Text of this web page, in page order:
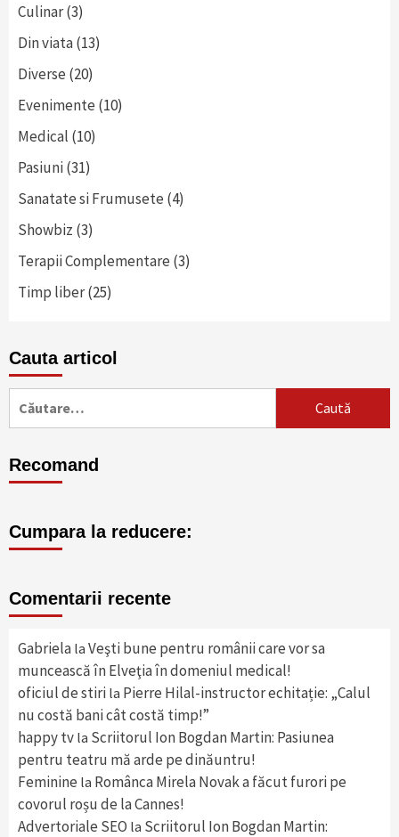
Culinar(3)
Din viata(13)
Diverse (20)
Evenimente (10)
Medical (10)
Pasiuni(31)
Sanatate si Frumusete (4)
Showbiz (3)
Terapii Complementare (3)
Timp liber(25)
Cauta articol
după:
Recomand
Cumpara la reducere:
Comentarii recente
Gabriela la Veşti bune pentru românii care vor sa
muncească în Elveţia în domeniul medical!
oficiul de stiri la Pierre Hilal-instructor echitație: „Calul
nu costă bani cât costă timp!”
happy tv la Scriitorul Ion Bogdan Martin: Pasiunea
pentru teatru mă arde pe dinăuntru!
Feminine la Românca Mirela Novak a făcut furori pe
covorul roșu de la Cannes!
Advertoriale SEO la Scriitorul Ion Bogdan Martin: